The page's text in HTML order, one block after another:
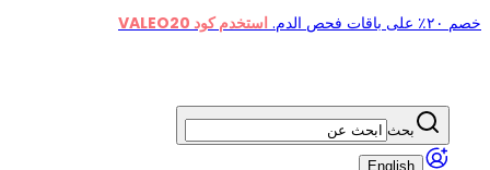
خصم ٢٠٪ على باقات فحص الدم. استخدم كود VALEO20
بحث
English